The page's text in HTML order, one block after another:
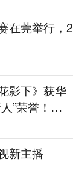
在莞举行，2
影下》获华
”荣誉！该
用粤语对
演员
新主播